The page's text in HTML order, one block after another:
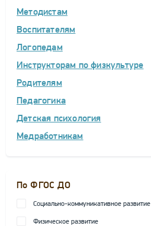
Методистам
Воспитателям
Логопедам
Инструкторам по физкультуре
Родителям
Педагогика
Детская психология
Медработникам
По ФГОС ДО
Социально-коммуникативное развитие
Физическое развитие